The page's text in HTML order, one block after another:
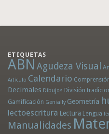
ETIQUETAS
ABN Agudeza Visual
Artículo Calendario
Decimales Dibujos División
Gamificación Genially Geometría
lectoescritura Lectura Lengua
Manualidades